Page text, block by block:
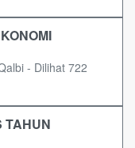
- Dilihat 722
TAHUN